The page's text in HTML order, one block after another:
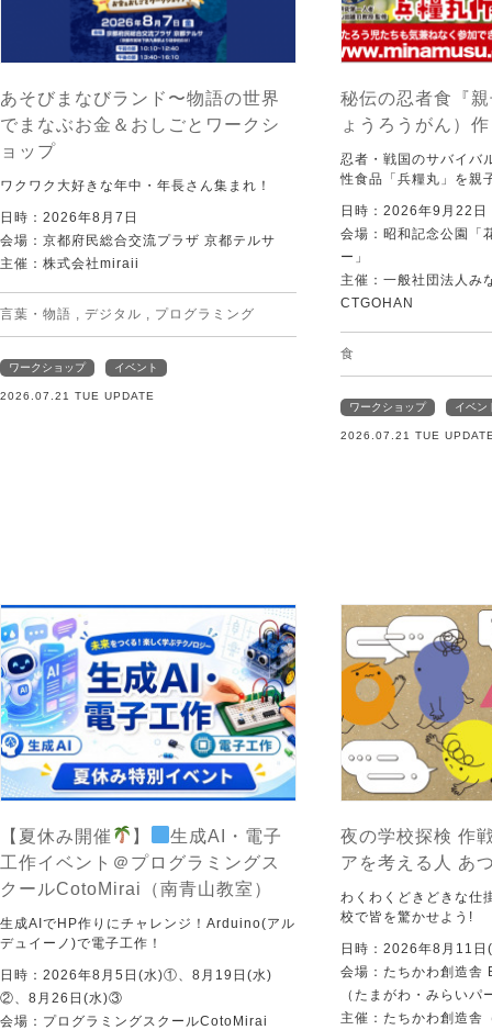
あそびまなびランド〜物語の世界
でまなぶお金＆おしごとワークシ
ョップ
ワクワク大好きな年中・年長さん集まれ！
日時：2026年8月7日
会場：京都府民総合交流プラザ 京都テルサ
主催：株式会社miraii
言葉・物語 デジタル プログラミング
ワークショップ イベント
2026.07.21 TUE UPDATE
秘伝の忍者食『
ょうろうがん）
忍者・戦国のサバイバ
性食品「兵糧丸」を親
日時：2026年9月22日
会場：昭和記念公園「
ー」
主催：一般社団法人み
CTGOHAN
食
ワークショップ イベン
2026.07.21 TUE
【夏休み開催 】
生成AI・電子
工作イベント＠プログラミングス
クールCotoMirai（南青山教室）
生成AIでHP作りにチャレンジ！Arduino(アル
デュイーノ)で電子工作！
日時：2026年8月5日(水)①、8月19日(水)
②、8月26日(水)③
会場：プログラミングスクールCotoMirai
夜の学校探検 作
アを考える人 あ
わくわくどきどきな仕
校で皆を驚かせよう!
日時：2026年8月11日
会場：たちかわ創造舎
（たまがわ・みらいパ
主催：たちかわ創造舎